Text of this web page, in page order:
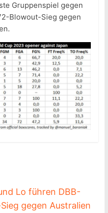
Gruppenspiel gegen
Blowout-Sieg gegen
Lo führen DBB-
gegen Australien